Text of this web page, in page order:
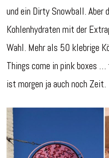
und ein Dirty Snowball.
Kohlenhydraten mit der
Wahl. Mehr als 50 klebrige
Things come in pink boxes
ist morgen ja auch noch Zeit.